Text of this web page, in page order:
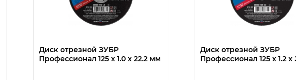
Диск отрезной ЗУБР
Профессионал 125 x 1.0 x 22.2 мм
Диск отрезной ЗУБР
Профессионал 125 x 1.2 x